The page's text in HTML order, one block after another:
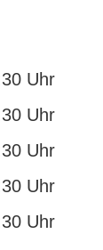
Uhr
Uhr
Uhr
Uhr
Uhr